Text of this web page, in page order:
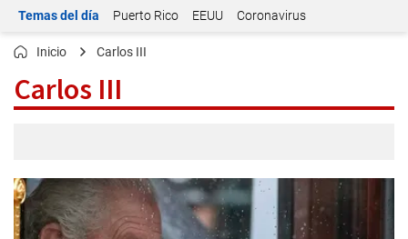
Temas del día Puerto Rico EEUU Coronavirus
Inicio Carlos III
Carlos III